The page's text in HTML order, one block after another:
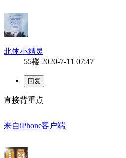
北体小精灵
55楼 2020-7-11 07:47
直接背重点
来自iPhone客户端